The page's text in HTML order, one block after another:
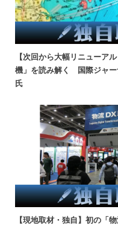
【次回から大幅リニューア
機」を読み解く 国際ジャー
氏
【現地取材・独自】初の「